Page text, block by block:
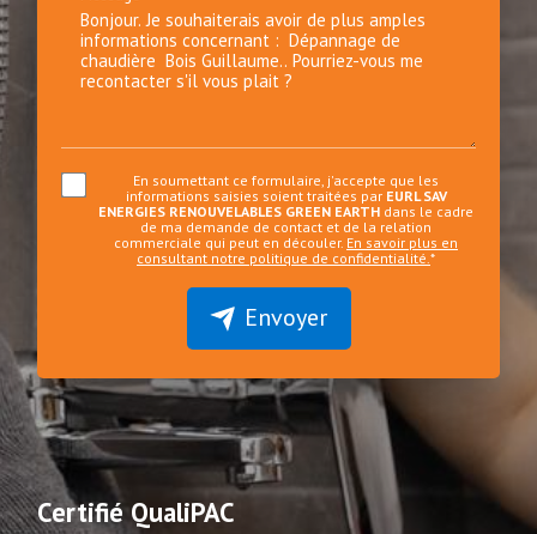
En soumettant ce formulaire, j'accepte que les
informations saisies soient traitées par EURL SAV
ENERGIES RENOUVELABLES GREEN EARTH dans le cadre
de ma demande de contact et de la relation
commerciale qui peut en découler. En savoir plus en
consultant notre politique de confidentialité. *
Envoyer
Certifié QualiPAC